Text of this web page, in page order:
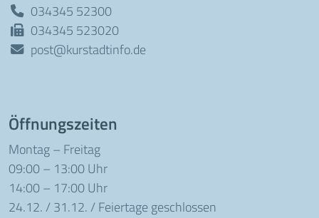
034345 52300
034345 523020
post@kurstadtinfo.de
Öffnungszeiten
Montag – Freitag
09:00 – 13:00 Uhr
14:00 – 17:00 Uhr
24.12. / 31.12. / Feiertage geschlossen